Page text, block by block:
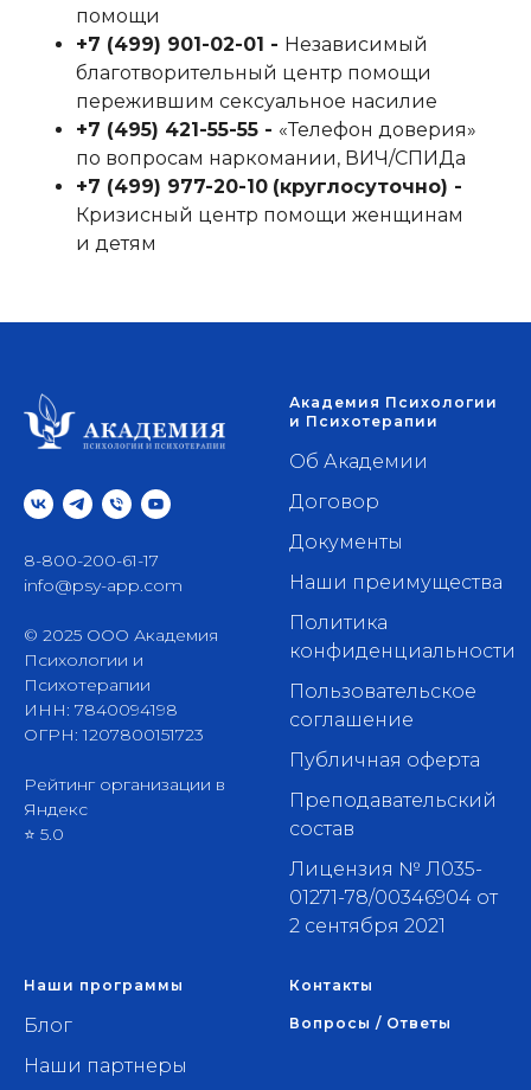
помощи
+7 (499) 901-02-01‬ - Независимый
благотворительный центр помощи
пережившим сексуальное насилие
+7 (495) 421-55-55‬ - «Телефон доверия»
по вопросам наркомании, ВИЧ/СПИДа
+7 (499) 977-20-10 (круглосуточно) -
Кризисный центр помощи женщинам
и детям
8-800-200-61-17
info@psy-app.com
© 2025 ООО Академия
Психологии и
Психотерапии
ИНН: 7840094198
ОГРН: 1207800151723
Рейтинг организации в
Яндекс
⭐ 5.0
Академия Психологии
и Психотерапии
Об Академии
Договор
Документы
Наши преимущества
Политика
конфиденциальности
Пользовательское
соглашение
Публичная оферта
Преподавательский
состав
Лицензия № Л035-
01271-78/00346904 от
2 сентября 2021
Наши программы
Блог
Наши партнеры
Контакты
Вопросы / Ответы